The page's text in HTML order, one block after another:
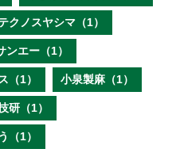
クノスヤシマ（1）
ンエー（1）
（1） 小泉製麻（1）
研（1）
（1）